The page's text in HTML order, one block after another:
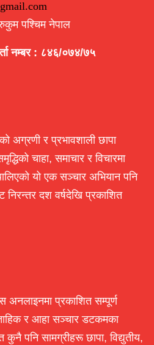
पश्चिम नेपाल
नम्बर : ८४६/०७४/७५
अग्रणी र प्रभावशाली छापा
चाहा, समाचार र विचारमा
यो एक सञ्चार अभियान पनि
निरन्तर दश वर्षदेखि प्रकाशित
प्रकाशित सम्पूर्ण
र आहा सञ्चार डटकमका
पनि सामग्रीहरू छापा, विद्युतीय,